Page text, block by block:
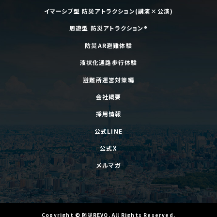
イマーシブ型 防災アトラクション(講演×公演)
周遊型 防災アトラクション®
防災AR避難体験
液状化通路歩行体験
避難所運営対策編
会社概要
採用情報
公式LINE
公式X
メルマガ
Copyright ©防災REVO . All Rights Reserved.